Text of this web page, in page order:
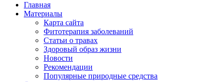
Главная
Материалы
Карта сайта
Фитотерапия заболеваний
Статьи о травах
Здоровый образ жизни
Новости
Рекомендации
Популярные природные средства